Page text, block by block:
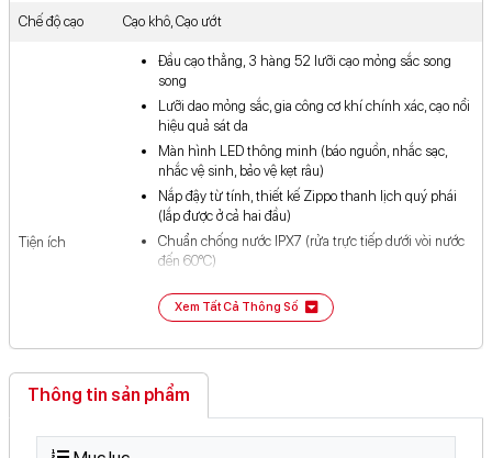
363 Nguyễn Oanh, Phường Gò ...Chí Minh
539 Quang Trung, Phường Gò ...Chí Minh
93/8A Nguyễn Ảnh Thủ, Khu ...Chí Minh Xem bản đồ
81-83 Võ Văn Ngân, Phường ...Chí Minh Xem bản đồ
112-114 Lê Văn Việt, Phường ...Chí Minh Xem bản đồ
349 Nguyễn Duy Trinh, Phường ...Chí Minh
18 Đường 39, KĐT. Vạn ...Chí Minh
90A, Đường 30 Tháng 4, ...Cần Thơ Xem bản đồ
Chế độ cạo Cạo khô, Cạo ướt
Tiện ích
Đầu cạo thẳng, 3 hàng 52 lưỡi cạo mỏng sắc song
song
Lưỡi dao mỏng sắc, gia công cơ khí chính xác, cạo nổi
hiệu quả sát da
Màn hình LED thông minh (báo nguồn, nhắc sạc,
nhắc vệ sinh, bảo vệ kẹt râu)
Nắp đậy từ tính, thiết kế Zippo thanh lịch quý phái
(lắp được ở cả hai đầu)
Chuẩn chống nước IPX7 (rửa trực tiếp dưới vòi nước
đến 60°C)
Tự động ngắt khi quá tải
Có thể vừa cắm sạc vừa cạo
Xem Tất Cả Thông Số
Thông tin sản phẩm